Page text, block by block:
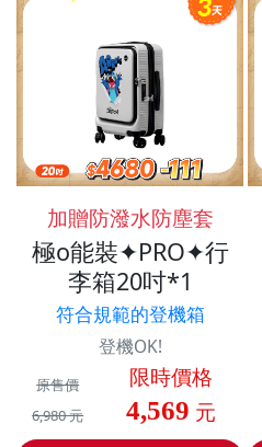
加贈防潑水防塵套
極o能裝✦PRO✦行
李箱20吋*1
符合規範的登機箱
登機OK!
原售價
6,980 元
限時價格
4,569 元